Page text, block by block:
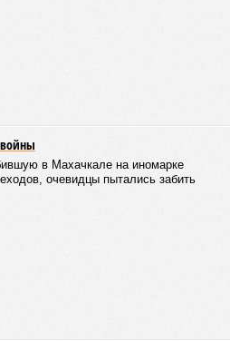
в Махачкале на иномарке
очевидцы пытались забить